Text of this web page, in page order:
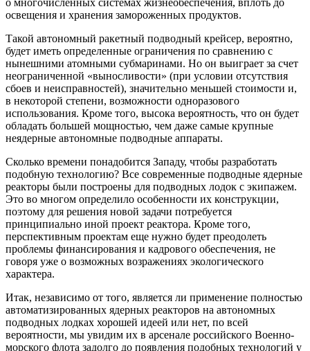
освещения и хранения замороженных продуктов.
Такой автономный ракетный подводный крейсер, вероятно,
будет иметь определенные ограничения по сравнению с
нынешними атомными субмаринами. Но он выиграет за счет
неограниченной «выносливости» (при условии отсутствия
сбоев и неисправностей), значительно меньшей стоимости и,
в некоторой степени, возможности одноразового
использования. Кроме того, высока вероятность, что он будет
обладать большей мощностью, чем даже самые крупные
неядерные автономные подводные аппараты.
Сколько времени понадобится Западу, чтобы разработать
подобную технологию? Все современные подводные ядерные
реакторы были построены для подводных лодок с экипажем.
Это во многом определило особенности их конструкции,
поэтому для решения новой задачи потребуется
принципиально иной проект реактора. Кроме того,
перспективным проектам еще нужно будет преодолеть
проблемы финансирования и кадрового обеспечения, не
говоря уже о возможных возражениях экологического
характера.
Итак, независимо от того, является ли применение полностью
автоматизированных ядерных реакторов на автономных
подводных лодках хорошей идеей или нет, по всей
вероятности, мы увидим их в арсенале российского Военно-
морского флота задолго до появления подобных технологий у